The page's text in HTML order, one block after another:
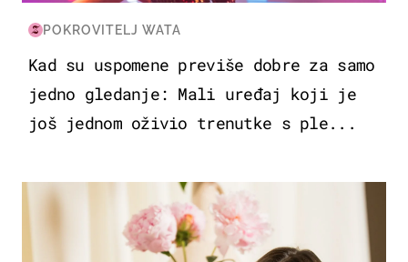
POKROVITELJ WATA
Kad su uspomene previše dobre za samo
jedno gledanje: Mali uređaj koji je
još jednom oživio trenutke s ple...
MODA & LJEPOTA